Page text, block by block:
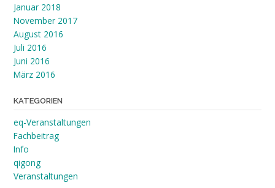
Januar 2018
November 2017
August 2016
Juli 2016
Juni 2016
März 2016
KATEGORIEN
eq-Veranstaltungen
Fachbeitrag
Info
qigong
Veranstaltungen